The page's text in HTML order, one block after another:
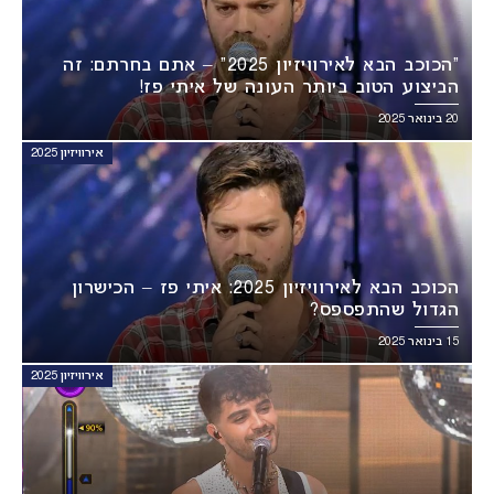
“הכוכב הבא לאירוויזיון 2025” – אתם בחרתם: זה
הביצוע הטוב ביותר העונה של איתי פז!
20 בינואר 2025
אירוויזיון 2025
הכוכב הבא לאירוויזיון 2025: איתי פז – הכישרון
הגדול שהתפספס?
15 בינואר 2025
אירוויזיון 2025